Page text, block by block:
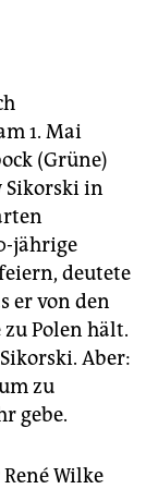
1. Mai
(Grüne)
Sikorski in
jährige
deutete
er von den
Polen hält.
Aber:
zu
gebe.
Wilke